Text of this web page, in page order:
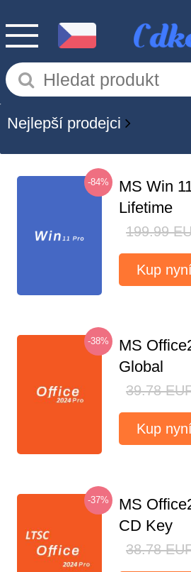
Nejlepší prodejci
-84%
MS Win
Lifetime
199.99
Kup
-38%
MS
Global
39.78
Kup
-37%
MS
CD Key
38.78